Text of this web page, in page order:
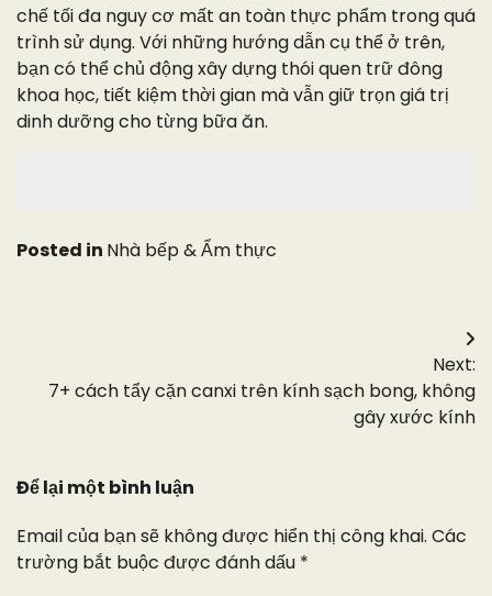
chế tối đa nguy cơ mất an toàn thực phẩm trong quá
trình sử dụng. Với những hướng dẫn cụ thể ở trên,
bạn có thể chủ động xây dựng thói quen trữ đông
khoa học, tiết kiệm thời gian mà vẫn giữ trọn giá trị
dinh dưỡng cho từng bữa ăn.
Posted in Nhà bếp & Ẩm thực
hướng
Next:
7+ cách tẩy cặn canxi trên kính sạch bong, không
gây xước kính
Để lại một bình luận
Email của bạn sẽ không được hiển thị công khai. Các
trường bắt buộc được đánh dấu *